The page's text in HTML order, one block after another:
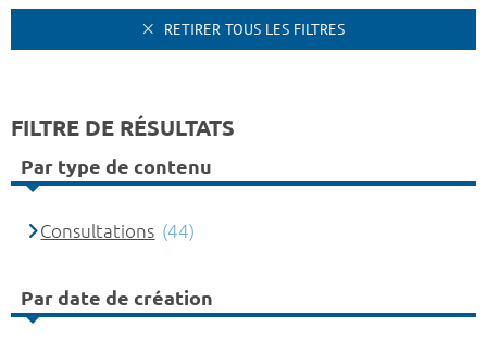
RETIRER TOUS LES FILTRES
FILTRE DE RÉSULTATS
Par type de contenu
Consultations (44)
Par date de création